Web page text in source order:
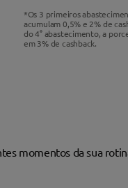
*Os 3 primeiros
acumulam 0,5% e 2% de
do 4° abastecimento, a
em 3% de cashback.
momentos da sua